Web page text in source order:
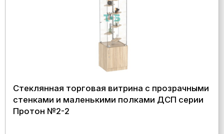
Стеклянная торговая витрина с прозрачными
стенками и маленькими полками ДСП серии
Протон №2-2